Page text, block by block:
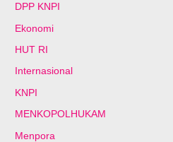
DPP KNPI
Ekonomi
HUT RI
Internasional
KNPI
MENKOPOLHUKAM
Menpora